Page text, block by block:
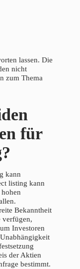
lassen. Die
nicht
zum Thema
für
kann
listing kann
Bekanntheit
verfügen,
Investoren
der Aktien
bestimmt.